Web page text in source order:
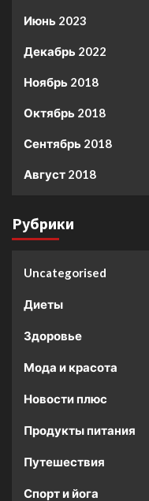
Июнь 2023
Декабрь 2022
Ноябрь 2018
Октябрь 2018
Сентябрь 2018
Август 2018
Рубрики
Uncategorised
Диеты
Здоровье
Мода и красота
Новости плюс
Продукты питания
Путешествия
Спорт и йога